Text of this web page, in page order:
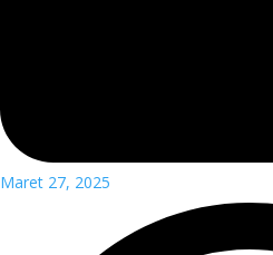
Maret 27, 2025